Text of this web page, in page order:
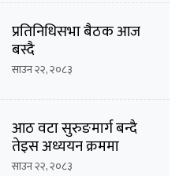
प्रतिनिधिसभा बैठक आज
बस्दै
साउन २२, २०८३
आठ वटा सुरुङमार्ग बन्दै
तेइस अध्ययन क्रममा
साउन २२, २०८३